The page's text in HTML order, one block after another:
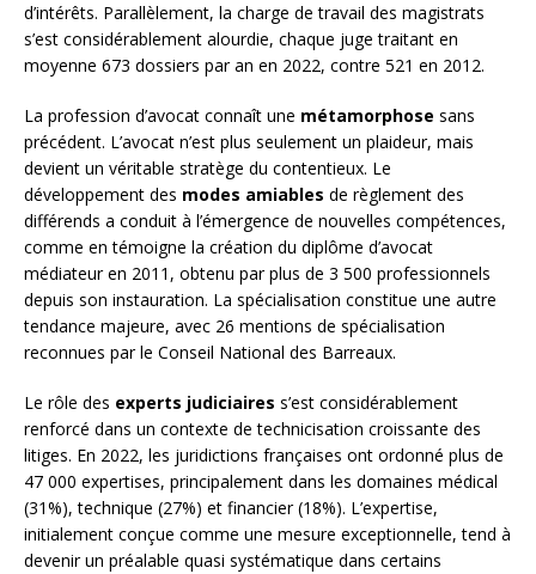
d’intérêts. Parallèlement, la charge de travail des magistrats
s’est considérablement alourdie, chaque juge traitant en
moyenne 673 dossiers par an en 2022, contre 521 en 2012.
La profession d’avocat connaît une métamorphose sans
précédent. L’avocat n’est plus seulement un plaideur, mais
devient un véritable stratège du contentieux. Le
développement des modes amiables de règlement des
différends a conduit à l’émergence de nouvelles compétences,
comme en témoigne la création du diplôme d’avocat
médiateur en 2011, obtenu par plus de 3 500 professionnels
depuis son instauration. La spécialisation constitue une autre
tendance majeure, avec 26 mentions de spécialisation
reconnues par le Conseil National des Barreaux.
Le rôle des experts judiciaires s’est considérablement
renforcé dans un contexte de technicisation croissante des
litiges. En 2022, les juridictions françaises ont ordonné plus de
47 000 expertises, principalement dans les domaines médical
(31%), technique (27%) et financier (18%). L’expertise,
initialement conçue comme une mesure exceptionnelle, tend à
devenir un préalable quasi systématique dans certains